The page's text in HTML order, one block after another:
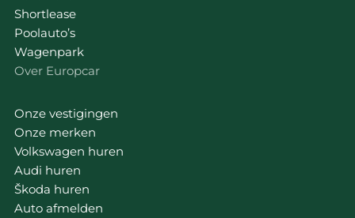
Shortlease
Poolauto’s
Wagenpark
Over Europcar
Onze vestigingen
Onze merken
Volkswagen huren
Audi huren
Škoda huren
Auto afmelden